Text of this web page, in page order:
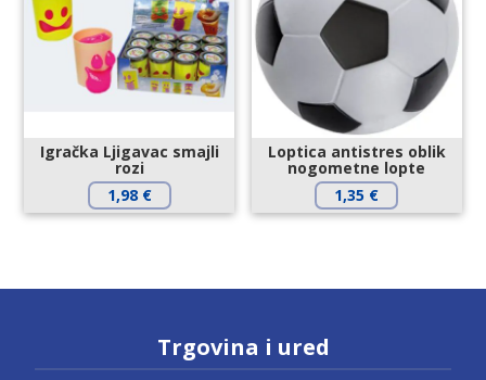
Igračka Ljigavac smajli
rozi
1,98 €
Loptica antistres oblik
nogometne lopte
1,35 €
Trgovina i ured